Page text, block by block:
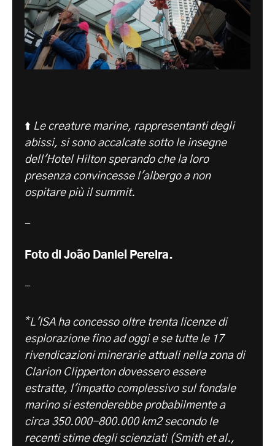
⬆️ Le creature marine, rappresentanti degli
abissi, si sono accalcate sotto le insegne
dell'Hotel Hilton sperando che la loro
presenza convincesse l'albergo a non
ospitare più il summit.
-
Foto di João Daniel Pereira.
-
*L'ISA ha concesso oltre trenta licenze di
esplorazione fino ad oggi e se tutte le 17
rivendicazioni minerarie attuali nella zona di
Clarion Clipperton dovessero essere
estratte, l'impatto complessivo sul fondale
marino si estenderebbe probabilmente a
circa 350.000-800.000 km2 secondo le
recenti stime degli scienziati (Smith et al.,